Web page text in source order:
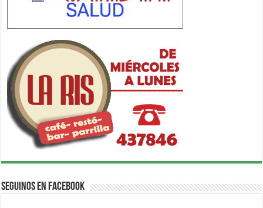
Seguinos en Facebook